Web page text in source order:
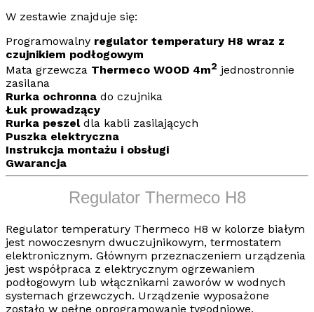
W zestawie znajduje się:
Programowalny regulator temperatury H8 wraz z
czujnikiem podłogowym
Mata grzewcza Thermeco WOOD 4m2 jednostronnie
zasilana
Rurka ochronna do czujnika
Łuk prowadzący
Rurka peszel dla kabli zasilających
Puszka elektryczna
Instrukcja montażu i obsługi
Gwarancja
Regulator Thermeco H8
Regulator temperatury Thermeco H8 w kolorze białym
jest nowoczesnym dwuczujnikowym, termostatem
elektronicznym. Głównym przeznaczeniem urządzenia
jest współpraca z elektrycznym ogrzewaniem
podłogowym lub włącznikami zaworów w wodnych
systemach grzewczych. Urządzenie wyposażone
zostało w pełne oprogramowanie tygodniowe.